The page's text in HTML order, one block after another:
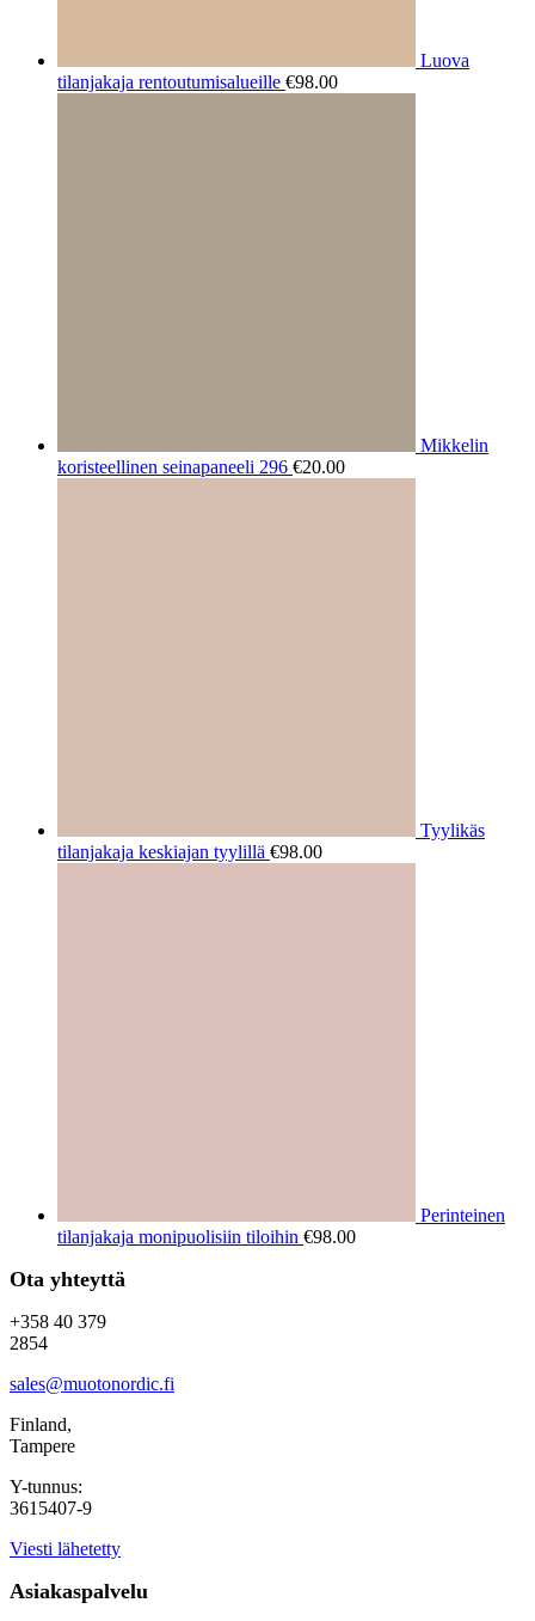
Luova
tilanjakaja rentoutumisalueille €98.00
Mikkelin
koristeellinen seinapaneeli 296 €20.00
Tyylikäs
tilanjakaja keskiajan tyylillä €98.00
Perinteinen
tilanjakaja monipuolisiin tiloihin €98.00
Ota yhteyttä
+358 40 379
2854
sales@muotonordic.fi
Finland,
Tampere
Y-tunnus:
3615407-9
Viesti lähetetty
Asiakaspalvelu